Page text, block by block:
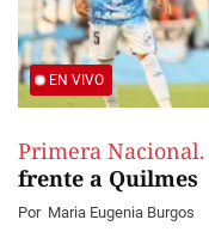
EN VIVO
Primera Nacional.
frente a Quilmes
Por Maria Eugenia Burgos